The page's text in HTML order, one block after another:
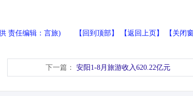
供 责任编辑：言旅) 【 回到顶部】 【返回上页 】 【 关闭
下一篇： 安阳1-8月旅游收入620.22亿元